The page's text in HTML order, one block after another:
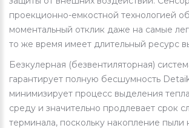
проекционно-емкостной технологией
моментальный отклик даже на самые
то же время имеет длительный ресурс
Безкулерная (безвентиляторная)
гарантирует полную бесшумность
минимизирует процесс выделения
среду и значительно продлевает срок
терминала, поскольку накопление пыли